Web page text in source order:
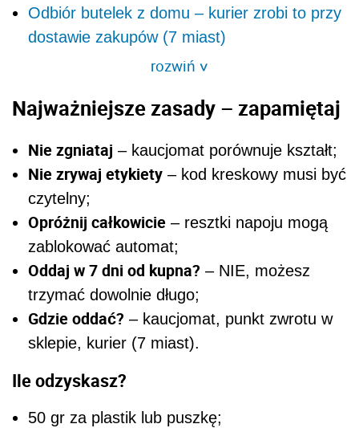
Odbiór butelek z domu – kurier zrobi to przy
dostawie zakupów (7 miast)
rozwiń>
Najważniejsze zasady – zapamiętaj
Nie zgniataj – kaucjomat porównuje kształt;
Nie zrywaj etykiety – kod kreskowy musi być
czytelny;
Opróżnij całkowicie – resztki napoju mogą
zablokować automat;
Oddaj w 7 dni od kupna? – NIE, możesz
trzymać dowolnie długo;
Gdzie oddać? – kaucjomat, punkt zwrotu w
sklepie, kurier (7 miast).
Ile odzyskasz?
50 gr za plastik lub puszkę;